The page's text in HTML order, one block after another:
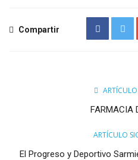
Compartir
FARMACIA
ARTÍCULO
El Progreso y Deportivo